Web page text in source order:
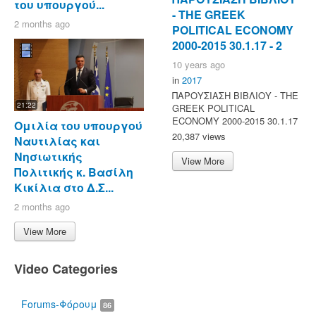
του υπουργού...
2 months ago
21:22
Ομιλία του υπουργού
Ναυτιλίας και
Νησιωτικής
Πολιτικής κ. Βασίλη
Κικίλια στο Δ.Σ...
2 months ago
View More
Video Categories
Forums-Φόρουμ 86
- ΤΗΕ GREEK
POLITICAL ECONOMY
2000-2015 30.1.17 - 2
10 years ago
in 2017
ΠΑΡΟΥΣΙΑΣΗ ΒΙΒΛΙΟΥ - ΤΗΕ
GREEK POLITICAL
ECONOMY 2000-2015 30.1.17
20,387 views
View More